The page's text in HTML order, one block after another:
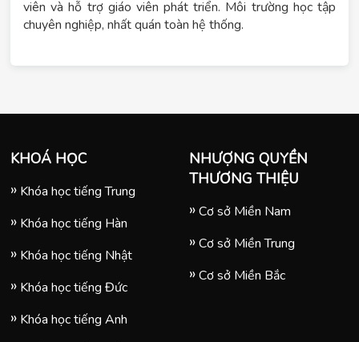
viên và hỗ trợ giáo viên phát triển. Môi trường học tập
chuyên nghiệp, nhất quán toàn hệ thống.
KHOÁ HỌC
Khóa học tiếng Trung
Khóa học tiếng Hàn
Khóa học tiếng Nhật
Khóa học tiếng Đức
Khóa học tiếng Anh
NHƯỢNG QUYỀN
THƯƠNG THIỆU
Cơ sở Miền Nam
Cơ sở Miền Trung
Cơ sở Miền Bắc